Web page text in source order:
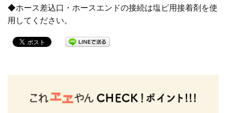
◆ホース差込口・ホースエンドの接続は塩ビ用接着剤を使
用してください。